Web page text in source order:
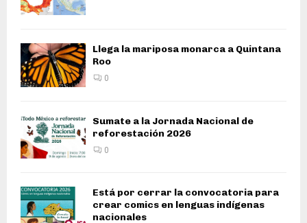
Llega la mariposa monarca a Quintana
Roo
0
Sumate a la Jornada Nacional de
reforestación 2026
0
Está por cerrar la convocatoria para
crear comics en lenguas indígenas
nacionales